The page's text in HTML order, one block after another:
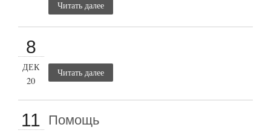
Читать далее
8
ДЕК
20
Читать далее
11 Помощь